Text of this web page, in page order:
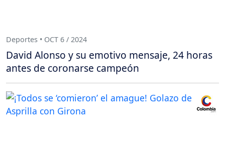
Deportes • OCT 6 / 2024
David Alonso y su emotivo mensaje, 24 horas
antes de coronarse campeón